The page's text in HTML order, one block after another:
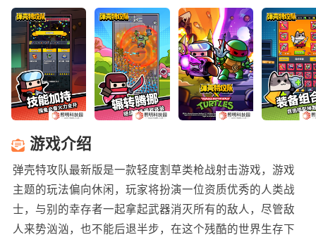
游戏介绍
弹壳特攻队最新版是一款轻度割草类枪战射击游戏，游戏
主题的玩法偏向休闲，玩家将扮演一位资质优秀的人类战
士，与别的幸存者一起拿起武器消灭所有的敌人，尽管敌
人来势汹汹，也不能后退半步，在这个残酷的世界生存下